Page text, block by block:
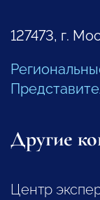
127473, г.
Другие
Центр